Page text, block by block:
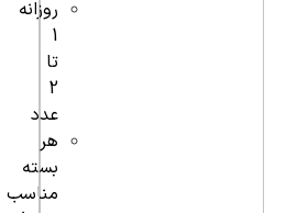
روزانه
1
تا
2
عدد
هر
بسته
مناسب